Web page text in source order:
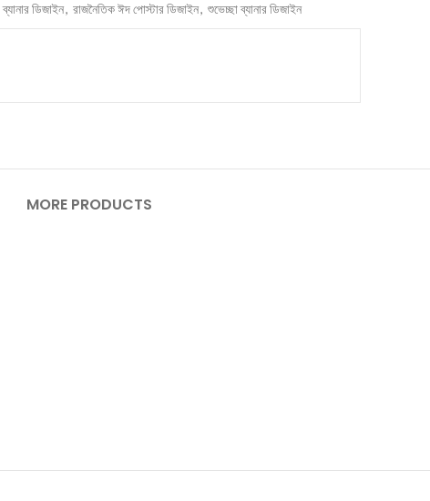
ব্যানার ডিজাইন, রাজনৈতিক ঈদ পোস্টার ডিজাইন, শুভেচ্ছা ব্যানার ডিজাইন
MORE PRODUCTS